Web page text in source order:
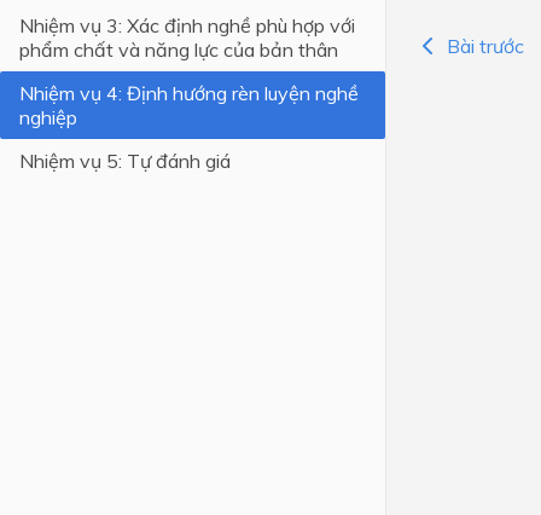
Lớp 4
Lớp 3
Lớp 2
Lớp 1
Nhiệm vụ 3: Xác định nghề phù hợp với
phẩm chất và năng lực của bản thân
Nhiệm vụ 4: Định hướng rèn luyện nghề
nghiệp
Nhiệm vụ 5: Tự đánh giá
Bài trước